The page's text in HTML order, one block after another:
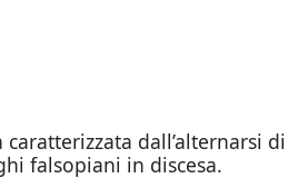
dall’alternarsi di
falsopiani in discesa.